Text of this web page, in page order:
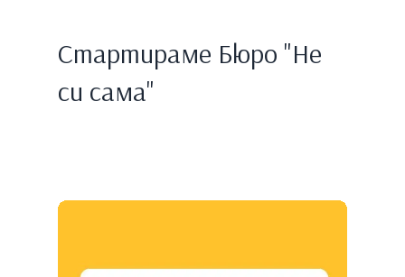
Стартираме Бюро "Не
си сама"